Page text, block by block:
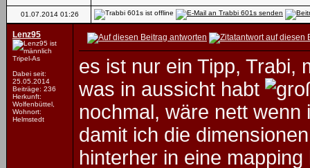
01.07.2014 01:26
Lenz95
Tripel-As
Dabei seit:
25.05.2014
Beiträge: 236
Herkunft:
Wolfenbüttel,
Wohnort:
Helmstedt
es ist nur ein Tipp, Trabi,
was in aussicht habt
nochmal, wäre nett
damit ich die
hinterher in eine